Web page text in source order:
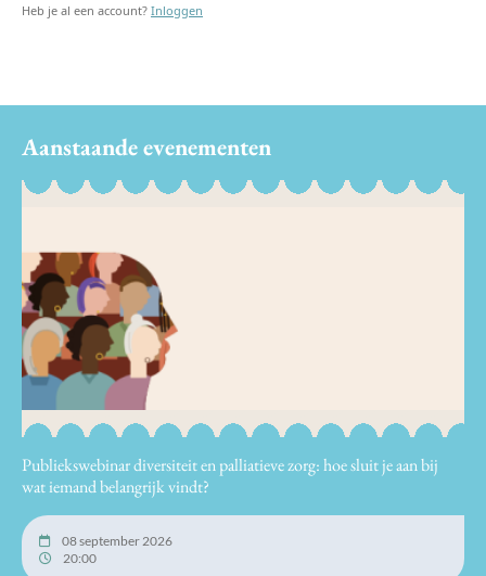
Heb je al een account? Inloggen
Aanstaande evenementen
Publiekswebinar diversiteit en palliatieve zorg: hoe sluit je aan bij
wat iemand belangrijk vindt?
08 september 2026
20:00